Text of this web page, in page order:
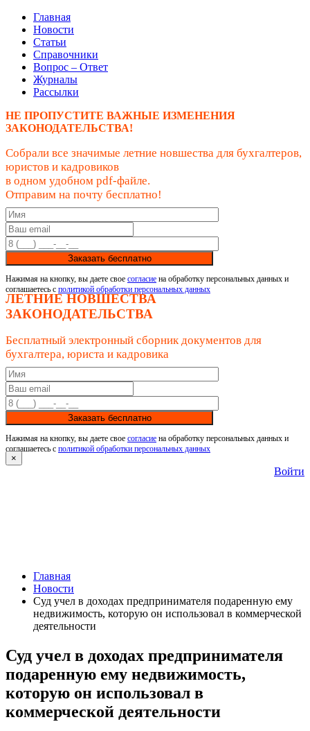
Главная
Новости
Статьи
Справочники
Вопрос – Ответ
Журналы
Рассылки
НЕ ПРОПУСТИТЕ ВАЖНЫЕ ИЗМЕНЕНИЯ
ЗАКОНОДАТЕЛЬСТВА!
Собрали все значимые летние новшества для бухгалтеров,
юристов и кадровиков
в одном удобном pdf-файле.
Отправим на почту бесплатно!
Заказать бесплатно
Нажимая на кнопку, вы даете свое согласие на обработку персональных данных и
соглашаетесь с политикой обработки персональных данных
ЛЕТНИЕ НОВШЕСТВА
ЗАКОНОДАТЕЛЬСТВА
Бесплатный электронный сборник документов для
бухгалтера, юриста и кадровика
Заказать бесплатно
Нажимая на кнопку, вы даете свое согласие на обработку персональных данных и
соглашаетесь с политикой обработки персональных данных
×
Войти
Главная
Новости
Суд учел в доходах предпринимателя подаренную ему
недвижимость, которую он использовал в коммерческой
деятельности
Суд учел в доходах предпринимателя
подаренную ему недвижимость,
которую он использовал в
коммерческой деятельности